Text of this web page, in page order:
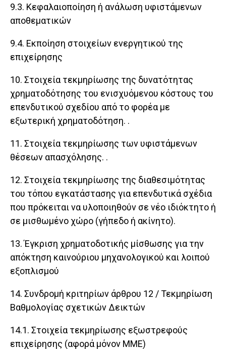
9.3. Κεφαλαιοποίηση ή ανάλωση υφιστάμενων
αποθεματικών
9.4. Εκποίηση στοιχείων ενεργητικού της
επιχείρησης
10. Στοιχεία τεκμηρίωσης της δυνατότητας
χρηματοδότησης του ενισχυόμενου κόστους του
επενδυτικού σχεδίου από το φορέα με
εξωτερική χρηματοδότηση. .
11. Στοιχεία τεκμηρίωσης των υφιστάμενων
θέσεων απασχόλησης. .
12. Στοιχεία τεκμηρίωσης της διαθεσιμότητας
του τόπου εγκατάστασης για επενδυτικά σχέδια
που πρόκειται να υλοποιηθούν σε νέο ιδιόκτητο ή
σε μισθωμένο χώρο (γήπεδο ή ακίνητο).
13. Έγκριση χρηματοδοτικής μίσθωσης για την
απόκτηση καινούριου μηχανολογικού και λοιπού
εξοπλισμού
14. Συνδρομή κριτηρίων άρθρου 12 / Τεκμηρίωση
Βαθμολογίας σχετικών Δεικτών
14.1. Στοιχεία τεκμηρίωσης εξωστρεφούς
επιχείρησης (αφορά μόνον ΜΜΕ)